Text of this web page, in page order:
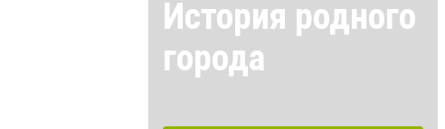
История родного
города